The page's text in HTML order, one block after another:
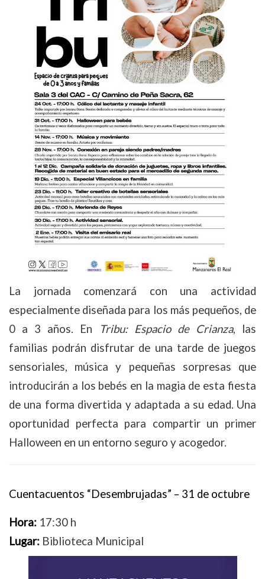
La jornada comenzará con una actividad
especialmente diseñada para los más pequeños, de
0 a 3 años. En
Tribu: Espacio de Crianza, las
familias podrán disfrutar de una tarde de juegos
sensoriales, música y pequeñas sorpresas que
introducirán a los bebés en la magia de esta fiesta
de una forma divertida y adaptada a su edad. Una
oportunidad perfecta para compartir un primer
Halloween en un entorno seguro y acogedor.
Cuentacuentos “Desembrujadas” – 31 de octubre
Hora: 17:30 h
Lugar: Biblioteca Municipal